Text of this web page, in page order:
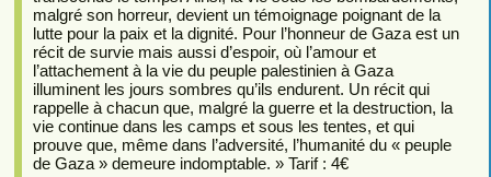
malgré son horreur, devient un témoignage poignant de la
lutte pour la paix et la dignité. Pour l’honneur de Gaza est un
récit de survie mais aussi d’espoir, où l’amour et
l’attachement à la vie du peuple palestinien à Gaza
illuminent les jours sombres qu’ils endurent. Un récit qui
rappelle à chacun que, malgré la guerre et la destruction, la
vie continue dans les camps et sous les tentes, et qui
prouve que, même dans l’adversité, l’humanité du « peuple
de Gaza » demeure indomptable. » Tarif : 4€